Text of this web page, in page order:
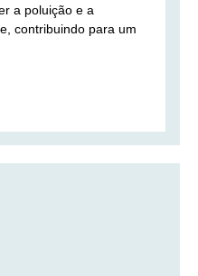
a poluição e a
contribuindo para um